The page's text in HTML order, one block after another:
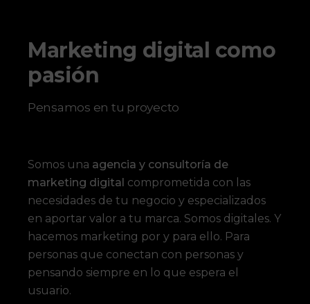
Marketing digital como
pasión
Pensamos en tu proyecto
Somos una agencia y consultoría de
marketing digital comprometida con las
necesidades de tu negocio y especializados
en aportar valor a tu marca. Somos digitales. Y
hacemos marketing por y para ello. Para
personas que conectan con personas y
pensando siempre en lo que espera el
usuario.